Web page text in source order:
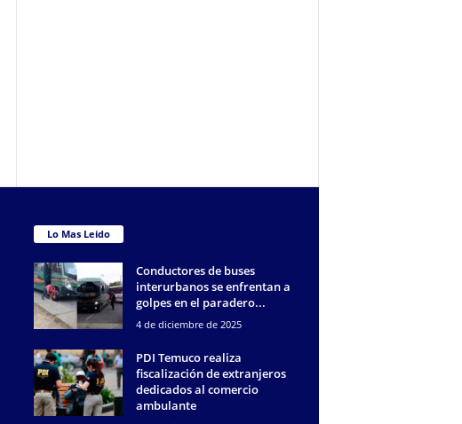
Lo Mas Leido
Conductores de buses
interurbanos se enfrentan a
golpes en el paradero...
4 de diciembre de 2025
PDI Temuco realiza
fiscalización de extranjeros
dedicados al comercio
ambulante